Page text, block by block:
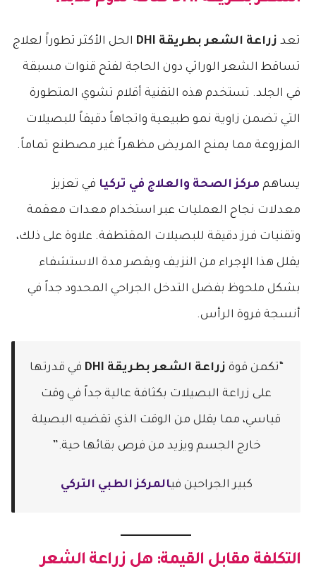
تعد زراعة الشعر بطريقة DHI الحل الأكثر تطوراً لعلاج
تساقط الشعر الوراثي دون الحاجة لفتح قنوات مسبقة
في الجلد. تستخدم هذه التقنية أقلام تشوي المتطورة
التي تضمن زاوية نمو طبيعية واتجاهاً دقيقاً للبصيلات
المزروعة مما يمنح المريض مظهراً غير مصطنع تماماً.
يساهم مركز الصحة والعلاج في تركيا في تعزيز
معدلات نجاح العمليات عبر استخدام معدات معقمة
وتقنيات فرز دقيقة للبصيلات المقتطفة. علاوة على ذلك،
يقلل هذا الإجراء من النزيف ويقصر مدة الاستشفاء
بشكل ملحوظ بفضل التدخل الجراحي المحدود جداً في
أنسجة فروة الرأس.
“تكمن قوة زراعة الشعر بطريقة DHI في قدرتها
على زراعة البصيلات بكثافة عالية جداً في وقت
قياسي، مما يقلل من الوقت الذي تقضيه البصيلة
خارج الجسم ويزيد من فرص بقائها حية.”
كبير الجراحين فيالمركز الطبي التركي
التكلفة مقابل القيمة: هل زراعة الشعر